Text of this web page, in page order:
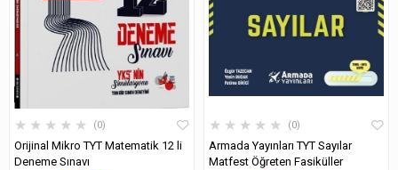
★ ★ ★ ★ ★ 0
Orijinal Mikro TYT Matematik 12 li
Deneme Sınavı
★ ★ ★ ★ ★ 0
Armada Yayınları TYT Sayılar
Matfest Öğreten Fasiküller